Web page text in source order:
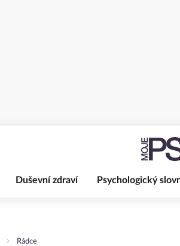
Duševní zdraví Psychologický
Rádce